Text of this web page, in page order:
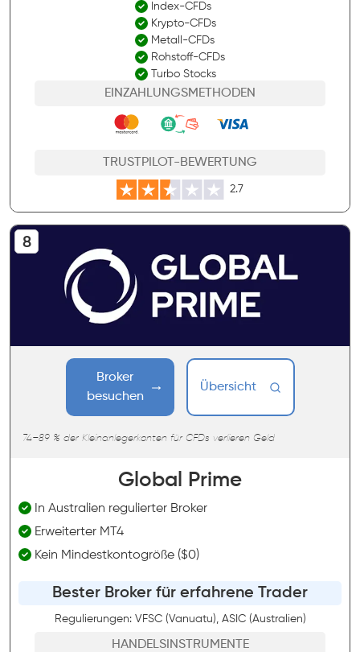
Index-CFDs
Krypto-CFDs
Metall-CFDs
Rohstoff-CFDs
Turbo Stocks
EINZAHLUNGSMETHODEN
TRUSTPILOT-BEWERTUNG
2.7
Broker
besuchen
Übersicht
74–89 % der Kleinanlegerkonten für CFDs verlieren Geld
Global Prime
In Australien regulierter Broker
Erweiterter MT4
Kein Mindestkontogröße ($0)
Bester Broker für erfahrene Trader
Regulierungen: VFSC (Vanuatu), ASIC (Australien)
HANDELSINSTRUMENTE